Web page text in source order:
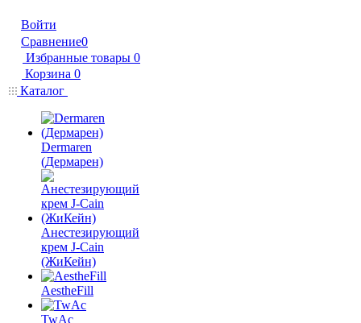
Войти
Сравнение0
Избранные товары 0
Корзина 0
Каталог
Dermaren
(Дермарен)
Анестезирующий
крем J-Cain
(ЖиКейн)
AestheFill
TwAc